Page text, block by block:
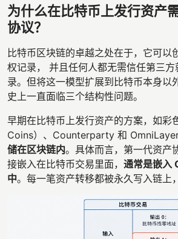
为什么在比特币上发行资产
协议？
比特币区块链的卓越之处在于，它可以
权记录， 并且任何人都无需信任第三
录。但将这一模型扩展到比特币本身以
史上一直面临三个结构性问题。
早期在比特币上发行资产的方案，如彩
Coins）、Counterparty 和 OmniLayer
储在区块链内。具体而言，第一代资产
接嵌入在比特币交易里面， 通常是嵌入
中。每一笔资产转移都被永久写入链上